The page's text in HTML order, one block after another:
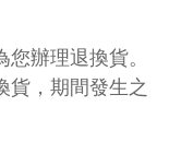
辦理退換貨。
貨，期間發生之